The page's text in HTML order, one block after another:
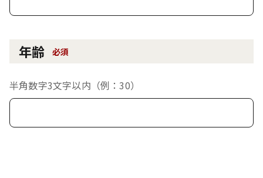
年齢 必須
半角数字3文字以内（例：30）